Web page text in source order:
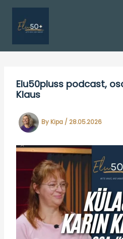
Skip
content
Elu50pluss podcast,
Klaus
ByKipa / 28.05.2026